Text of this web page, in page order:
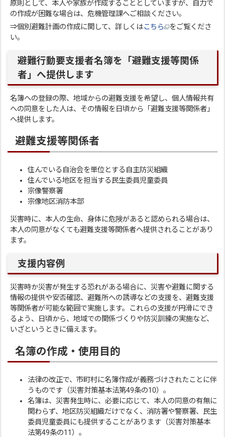
原則として、本人や家族が作成することとしていますが、自力で
の作成が困難な場合は、危機管理課へご相談ください。
⇒個別避難計画の作成に関して、詳しくはこちら
をご覧くださ
い。
避難行動要支援者名簿を「避難支援等関係
者」へ提供します
名簿への登録の際、地域からの避難支援を希望し、個人情報共有
への同意をした人は、その情報を日頃から「避難支援等関係者」
へ提供します。
避難支援等関係者
住んでいる自治会を単位とする自主防災組織
住んでいる地区を担当する民生委員児童委員
宗像警察署
宗像地区消防本部
災害時に、本人の生命、身体に危険があると認められる場合は、
本人の同意がなくても避難支援等関係者へ提供されることがあり
ます。
支援内容例
災害時か災害が発生する恐れがある場合に、災害や避難に関する
情報の提供や安否確認、避難所への誘導などの支援を、避難支援
等関係者が可能な範囲で実施します。これらの支援が円滑にでき
るよう、日頃から、地域での関係づくりや防災訓練の実施など、
いざというときに備えます。
名簿の作成・使用目的
法律の改正で、市町村に名簿作成が義務づけされたことに伴
うものです（災害対策基本法第49条の10）。
名簿は、災害発生時に、必要に応じて、本人の同意の有無に
関わらず、地区防災組織だけでなく、消防署や警察署、民生
委員児童委員にも提供することがあります（災害対策基本
法第49条の11）。